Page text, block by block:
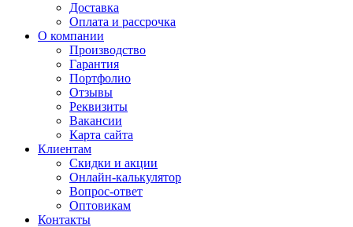
Доставка
Оплата и рассрочка
О компании
Производство
Гарантия
Портфолио
Отзывы
Реквизиты
Вакансии
Карта сайта
Клиентам
Скидки и акции
Онлайн-калькулятор
Вопрос-ответ
Оптовикам
Контакты